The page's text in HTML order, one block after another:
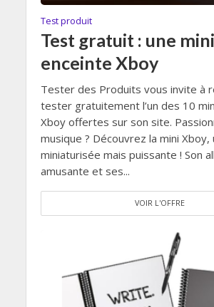
Test produit
Test gratuit : une mini
enceinte Xboy
Tester des Produits vous invite à
tester gratuitement l’un des 10
Xboy offertes sur son site.
musique ? Découvrez la mini Xboy,
miniaturisée mais puissante ! Son
amusante et ses...
VOIR L'OFFRE